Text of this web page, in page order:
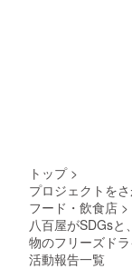
トップ >
プロジェクトを
フード・飲食店 >
八百屋がSDGs
物のフリーズドラ
活動報告一覧